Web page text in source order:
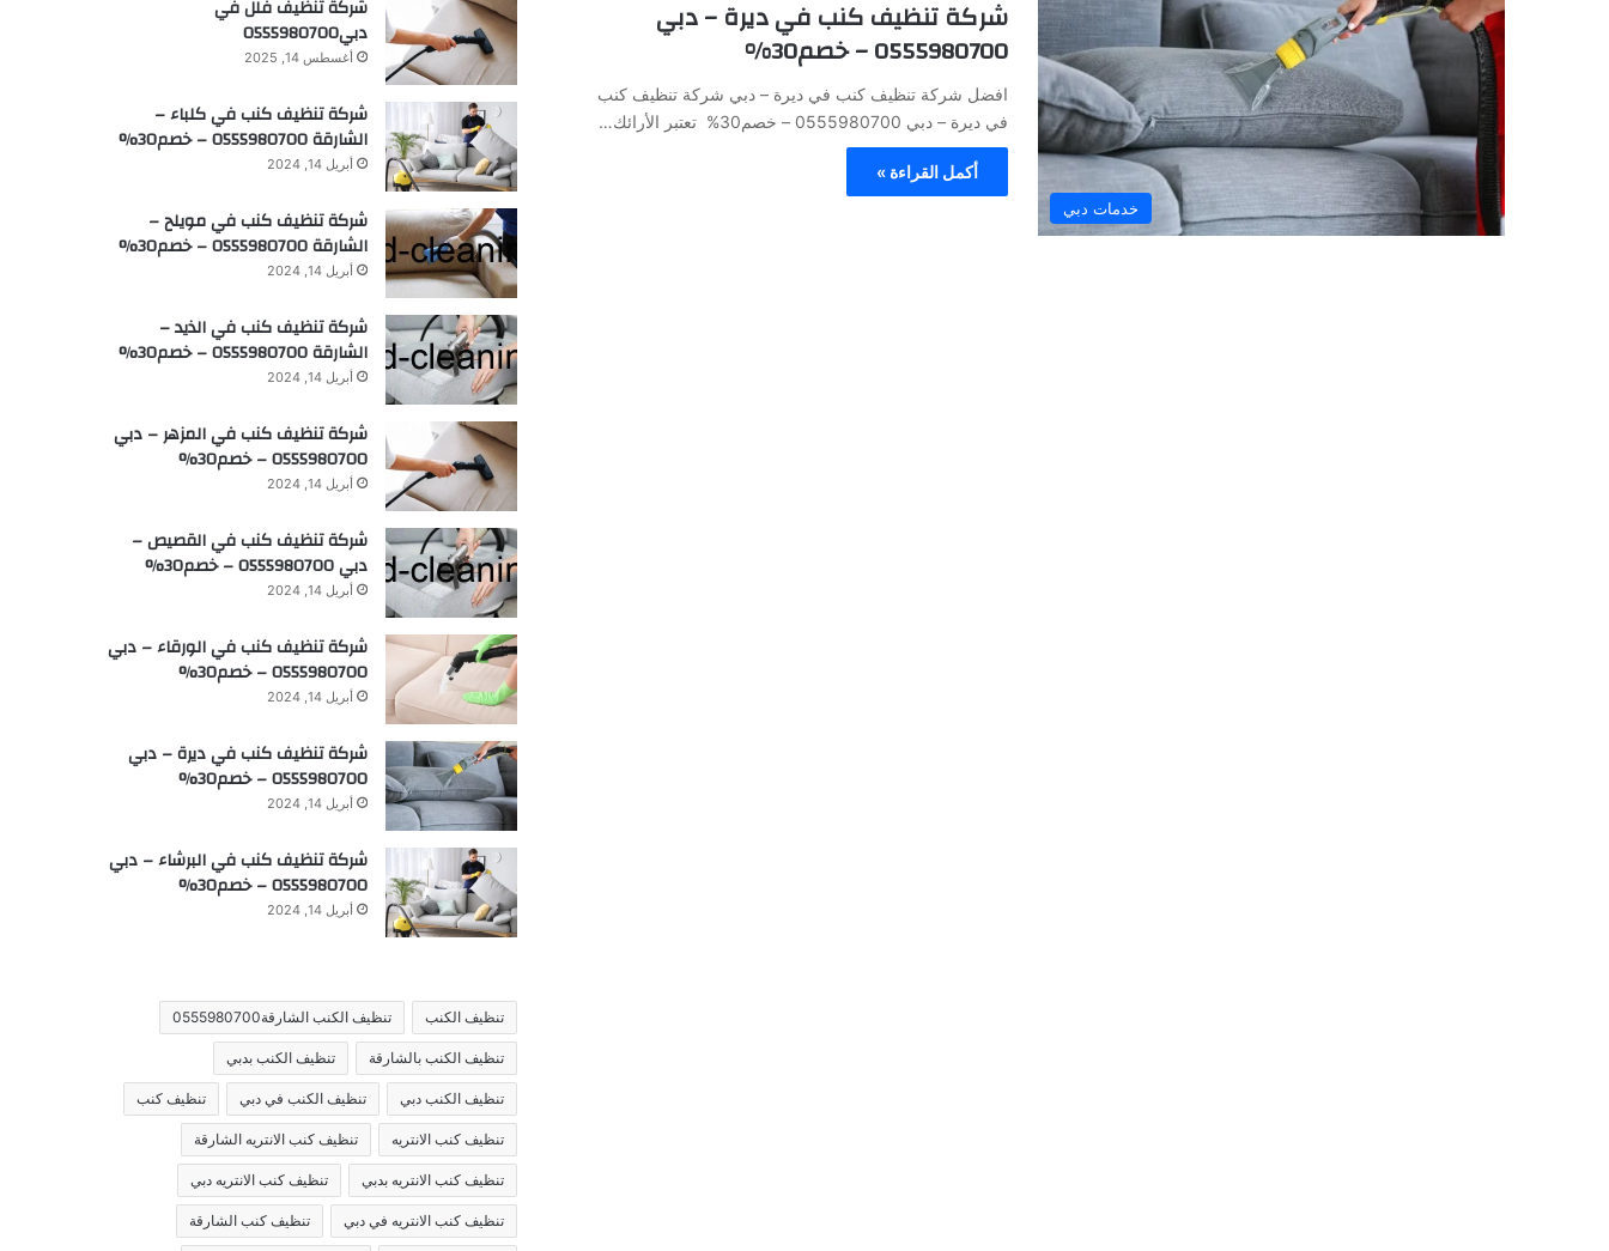
خدمات دبي
شركة تنظيف كنب في ديرة – دبي
0555980700 – خصم30%
افضل شركة تنظيف كنب في ديرة – دبي شركة تنظيف كنب
في ديرة – دبي 0555980700 – خصم30% تعتبر الأرائك…
أكمل القراءة »
شركة تنظيف فلل في
دبي0555980700
أغسطس 14, 2025
شركة تنظيف كنب في كلباء –
الشارقة 0555980700 – خصم30%
أبريل 14, 2024
شركة تنظيف كنب في مويلح –
الشارقة 0555980700 – خصم30%
أبريل 14, 2024
شركة تنظيف كنب في الذيد –
الشارقة 0555980700 – خصم30%
أبريل 14, 2024
شركة تنظيف كنب في المزهر – دبي
0555980700 – خصم30%
أبريل 14, 2024
شركة تنظيف كنب في القصيص –
دبي 0555980700 – خصم30%
أبريل 14, 2024
شركة تنظيف كنب في الورقاء – دبي
0555980700 – خصم30%
أبريل 14, 2024
شركة تنظيف كنب في ديرة – دبي
0555980700 – خصم30%
أبريل 14, 2024
شركة تنظيف كنب في البرشاء – دبي
0555980700 – خصم30%
أبريل 14, 2024
تنظيف الكنب تنظيف الكنب الشارقة0555980700
تنظيف الكنب بالشارقة تنظيف الكنب بدبي
تنظيف الكنب دبي تنظيف الكنب في دبي تنظيف كنب
تنظيف كنب الانتريه تنظيف كنب الانتريه الشارقة
تنظيف كنب الانتريه بدبي تنظيف كنب الانتريه دبي
تنظيف كنب الانتريه في دبي تنظيف كنب الشارقة